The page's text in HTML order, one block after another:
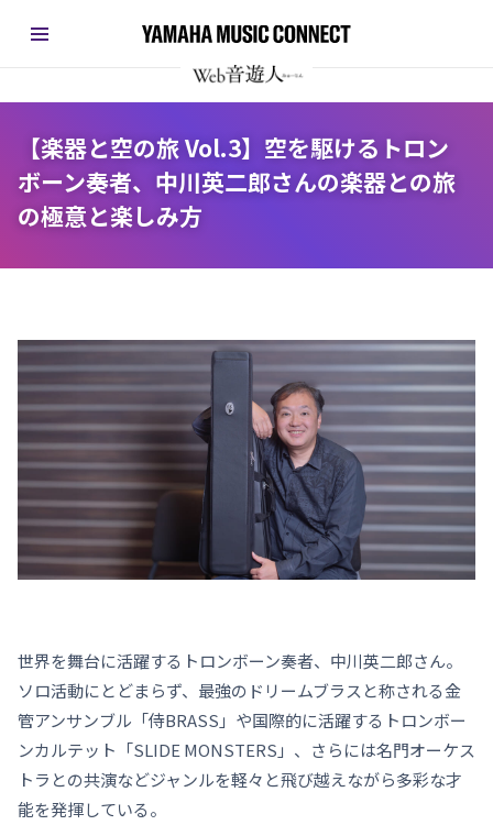
【楽器と空の旅 Vol.3】空を駆けるトロン
ボーン奏者、中川英二郎さんの楽器との旅
の極意と楽しみ方
世界を舞台に活躍するトロンボーン奏者、中川英二郎さん。
ソロ活動にとどまらず、最強のドリームブラスと称される金
管アンサンブル「侍BRASS」や国際的に活躍するトロンボー
ンカルテット「SLIDE MONSTERS」、さらには名門オーケス
トラとの共演などジャンルを軽々と飛び越えながら多彩な才
能を発揮している。